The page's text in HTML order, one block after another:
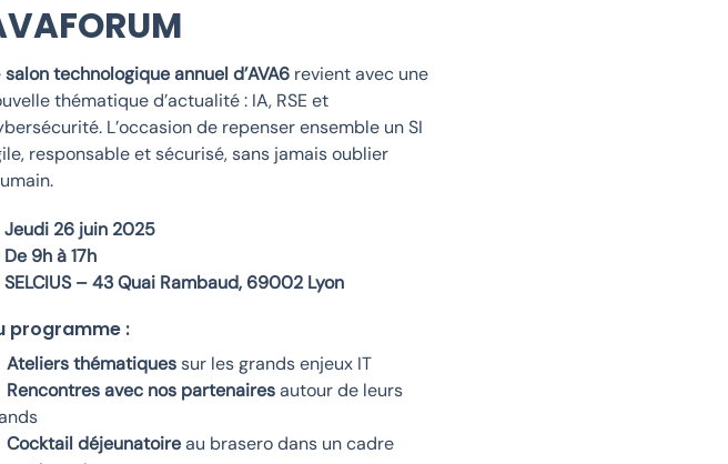
salon technologique annuel d’AVA6 revient avec une
thématique d’actualité : IA, RSE et
L’occasion de repenser ensemble un SI
responsable et sécurisé, sans jamais oublier
Jeudi 26 juin 2025
De 9h à 17h
SELCIUS – 43 Quai Rambaud, 69002 Lyon
programme :
Ateliers thématiquessur les grands enjeux IT
Rencontres avec nos partenairesautour de leurs
Cocktail déjeunatoireau brasero dans un cadre